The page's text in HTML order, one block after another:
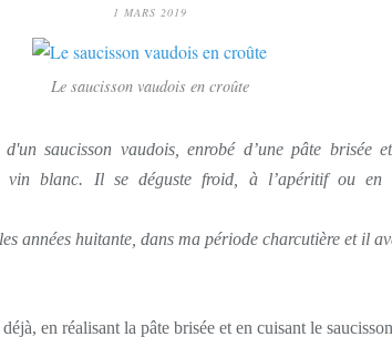
1 MARS 2019
Le saucisson vaudois en croûte
saucisson vaudois, enrobé d’une pâte brisée
vin blanc. Il se déguste froid, à l’apéritif ou en
années huitante, dans ma période charcutière et il
en réalisant la pâte brisée et en cuisant le